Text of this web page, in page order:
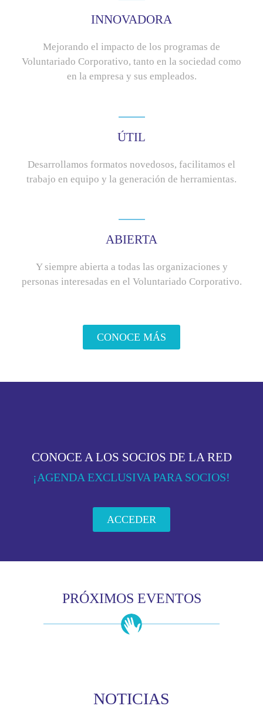
INNOVADORA
Mejorando el impacto de los programas de
Voluntariado Corporativo, tanto en la sociedad como
en la empresa y sus empleados.
ÚTIL
Desarrollamos formatos novedosos, facilitamos el
trabajo en equipo y la generación de herramientas.
ABIERTA
Y siempre abierta a todas las organizaciones y
personas interesadas en el Voluntariado Corporativo.
CONOCE MÁS
CONOCE A LOS SOCIOS DE LA RED
¡AGENDA EXCLUSIVA PARA SOCIOS!
ACCEDER
PRÓXIMOS EVENTOS
NOTICIAS